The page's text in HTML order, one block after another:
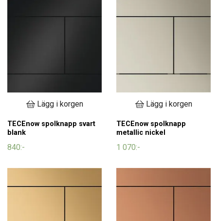
Lägg i korgen
TECEnow spolknapp svart
blank
840:-
Lägg i korgen
TECEnow spolknapp
metallic nickel
1 070:-